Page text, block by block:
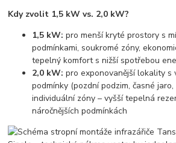
Kdy zvolit 1,5 kW vs. 2,0 kW?
1,5 kW: pro menší kryté prostory s
podmínkami, soukromé zóny,
tepelný komfort s nižší spotřebou
2,0 kW: pro exponovanější lokality s
podmínky (pozdní podzim, časné
individuální zóny – vyšší tepelná
náročnějších podmínkách